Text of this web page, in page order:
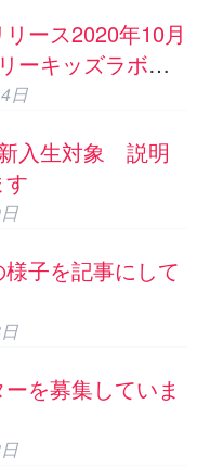
リース2020年10月
ーキッズラボ目
校のご案内
日
入生対象 説明
子を記事にして
を募集していま